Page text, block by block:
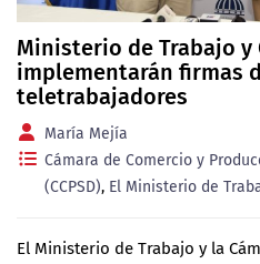
Ministerio de Trabajo y
implementarán firmas
teletrabajadores
María Mejía
Cámara de Comercio y
(CCPSD), El Ministerio de
El Ministerio de Trabajo y la